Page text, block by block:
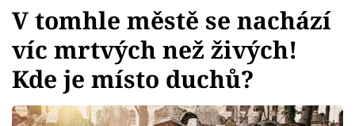
Témata
Showbyznys
V tomhle městě se nachází
víc mrtvých než živých!
Kde je místo duchů?